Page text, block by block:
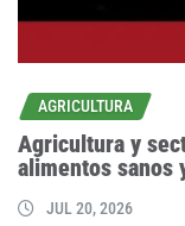
AGRICULTURA
Agricultura y
alimentos sanos
JUL 20, 2026